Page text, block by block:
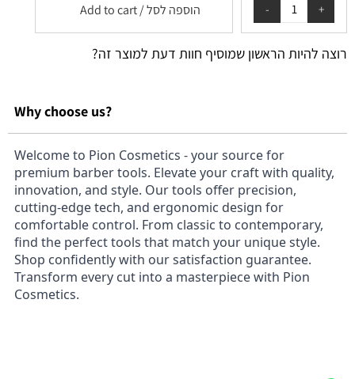
הוספה לסל / Add to cart
רוצה להיות הראשון שמוסיף חוות דעת למוצר זה?
Why choose us?
Welcome to Pion Cosmetics - your source for
premium barber tools. Elevate your craft with quality,
innovation, and style. Our tools offer precision,
cutting-edge tech, and ergonomic design for
comfortable control. From classic to contemporary,
find the perfect tools that match your unique style.
Shop confidently with our satisfaction guarantee.
Transform every cut into a masterpiece with Pion
Cosmetics.